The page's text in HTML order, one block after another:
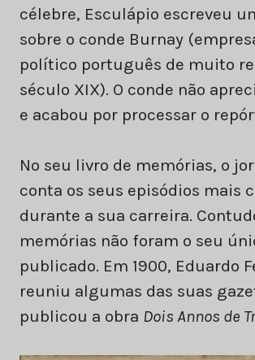
célebre, Esculápio escreveu
sobre o conde Burnay
político português de muito
século XIX). O conde não
e acabou por processar o
No seu livro de memórias, o
conta os seus episódios mais
durante a sua carreira.
memórias não foram o seu
publicado. Em 1900, Eduardo
reuniu algumas das suas
publicou a obra Dois Annos de